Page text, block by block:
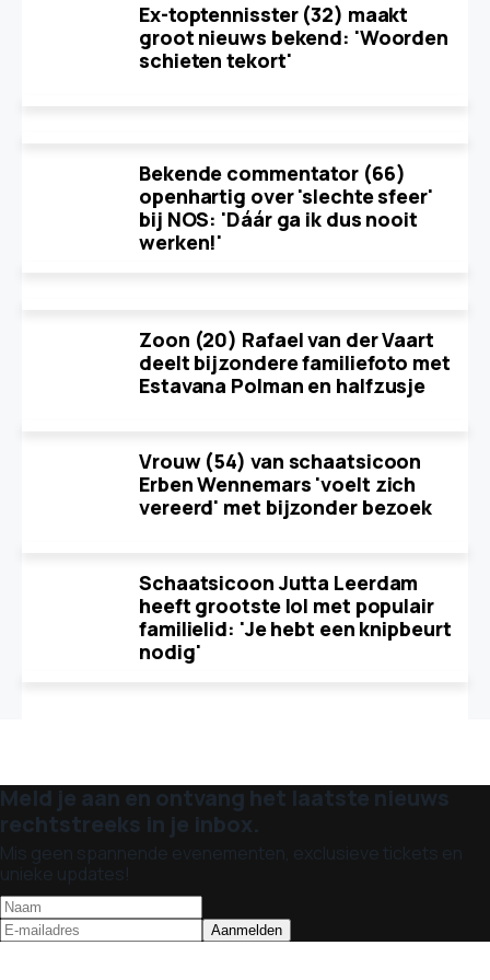
Ex-toptennisster (32) maakt
groot nieuws bekend: 'Woorden
schieten tekort'
Bekende commentator (66)
openhartig over 'slechte sfeer'
bij NOS: 'Dáár ga ik dus nooit
werken!'
Zoon (20) Rafael van der Vaart
deelt bijzondere familiefoto met
Estavana Polman en halfzusje
Vrouw (54) van schaatsicoon
Erben Wennemars 'voelt zich
vereerd' met bijzonder bezoek
Schaatsicoon Jutta Leerdam
heeft grootste lol met populair
familielid: 'Je hebt een knipbeurt
nodig'
Meld je aan en ontvang het laatste nieuws
rechtstreeks in je inbox.
Mis geen spannende evenementen, exclusieve tickets en
unieke updates!